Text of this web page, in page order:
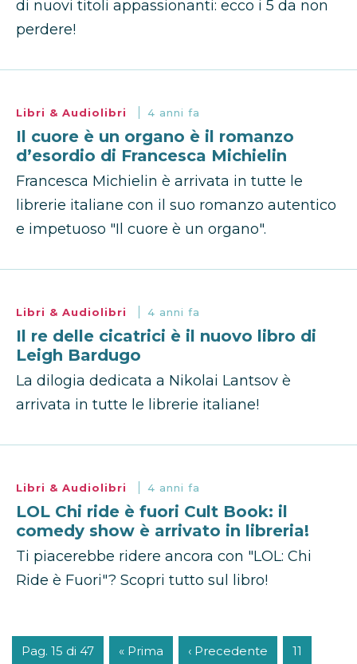
di nuovi titoli appassionanti: ecco i 5 da non
perdere!
Libri & Audiolibri 4 anni fa
Il cuore è un organo è il romanzo
d’esordio di Francesca Michielin
Francesca Michielin è arrivata in tutte le
librerie italiane con il suo romanzo autentico
e impetuoso "Il cuore è un organo".
Libri & Audiolibri 4 anni fa
Il re delle cicatrici è il nuovo libro di
Leigh Bardugo
La dilogia dedicata a Nikolai Lantsov è
arrivata in tutte le librerie italiane!
Libri & Audiolibri 4 anni fa
LOL Chi ride è fuori Cult Book: il
comedy show è arrivato in libreria!
Ti piacerebbe ridere ancora con "LOL: Chi
Ride è Fuori"? Scopri tutto sul libro!
Pag. 15 di 47 « Prima ‹ Precedente 11